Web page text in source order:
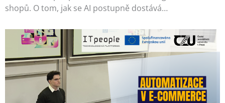
shopů. O tom, jak se AI postupně dostává…